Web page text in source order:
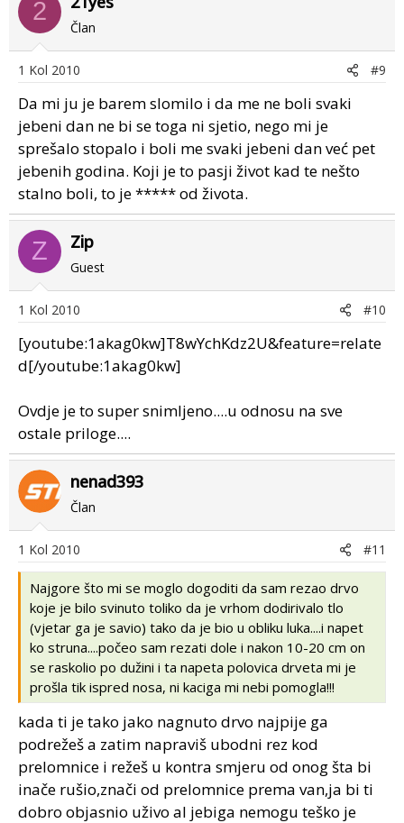
2
Član
1 Kol 2010 #9
Da mi ju je barem slomilo i da me ne boli svaki
jebeni dan ne bi se toga ni sjetio, nego mi je
sprešalo stopalo i boli me svaki jebeni dan već pet
jebenih godina. Koji je to pasji život kad te nešto
stalno boli, to je ***** od života.
Z Zip
Guest
1 Kol 2010 #10
[youtube:1akag0kw]T8wYchKdz2U&feature=relate
d[/youtube:1akag0kw]
Ovdje je to super snimljeno....u odnosu na sve
ostale priloge....
nenad393
Član
1 Kol 2010 #11
Najgore što mi se moglo dogoditi da sam rezao drvo
koje je bilo svinuto toliko da je vrhom dodirivalo tlo
(vjetar ga je savio) tako da je bio u obliku luka....i napet
ko struna....počeo sam rezati dole i nakon 10-20 cm on
se raskolio po dužini i ta napeta polovica drveta mi je
prošla tik ispred nosa, ni kaciga mi nebi pomogla!!!
kada ti je tako jako nagnuto drvo najpije ga
podrežeš a zatim napraviš ubodni rez kod
prelomnice i režeš u kontra smjeru od onog šta bi
inače rušio,znači od prelomnice prema van,ja bi ti
dobro objasnio uživo al jebiga nemogu teško je